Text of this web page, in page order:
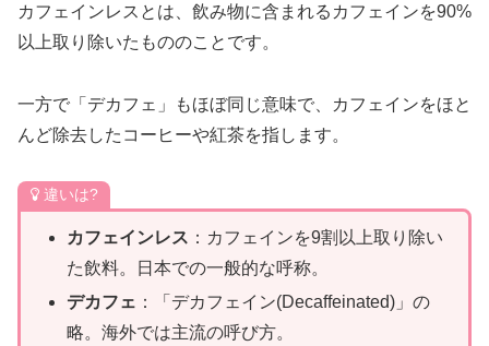
カフェインレスとは、飲み物に含まれるカフェインを90%
以上取り除いたもののことです。
一方で「デカフェ」もほぼ同じ意味で、カフェインをほと
んど除去したコーヒーや紅茶を指します。
違いは?
カフェインレス ：カフェインを9割以上取り除い
た飲料。日本での一般的な呼称。
デカフェ ：「デカフェイン(Decaffeinated)」の
略。海外では主流の呼び方。